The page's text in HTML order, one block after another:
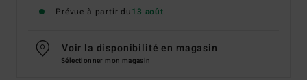
Prévue à partir du13 août
Voir la disponibilité en magasin
Sélectionner mon magasin